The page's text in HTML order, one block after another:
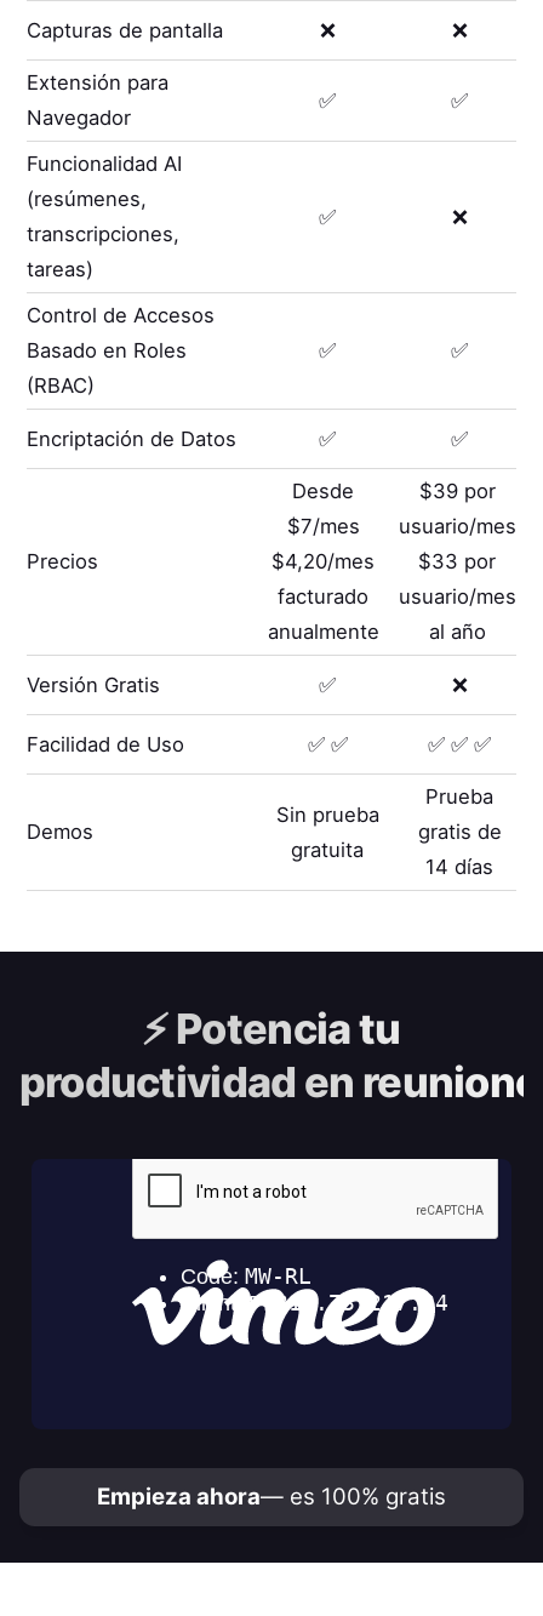
Capturas de pantalla ❌ ❌
Extensión para
Navegador
✅ ✅
Funcionalidad AI
(resúmenes,
transcripciones,
tareas)
✅ ❌
Control de Accesos
Basado en Roles
(RBAC)
✅ ✅
Encriptación de Datos ✅ ✅
Precios
Desde
$7/mes
$4,20/mes
facturado
anualmente
$39 por
usuario/mes
$33 por
usuario/mes
al año
Versión Gratis ✅ ❌
Facilidad de Uso ✅ ✅ ✅ ✅ ✅
Demos
Sin prueba
gratuita
Prueba
gratis de
14 días
⚡️Potencia tu
productividad en
Empieza ahora— es 100% gratis